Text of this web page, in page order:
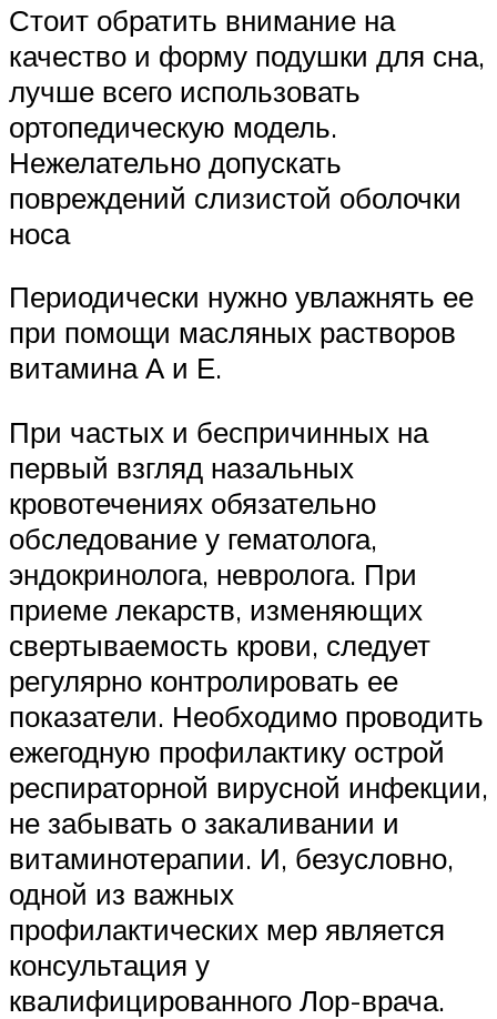
Стоит обратить внимание на
качество и форму подушки для сна,
лучше всего использовать
ортопедическую модель.
Нежелательно допускать
повреждений слизистой оболочки
носа
Периодически нужно увлажнять ее
при помощи масляных растворов
витамина А и Е.
При частых и беспричинных на
первый взгляд назальных
кровотечениях обязательно
обследование у гематолога,
эндокринолога, невролога. При
приеме лекарств, изменяющих
свертываемость крови, следует
регулярно контролировать ее
показатели. Необходимо проводить
ежегодную профилактику острой
респираторной вирусной инфекции,
не забывать о закаливании и
витаминотерапии. И, безусловно,
одной из важных
профилактических мер является
консультация у
квалифицированного Лор-врача.